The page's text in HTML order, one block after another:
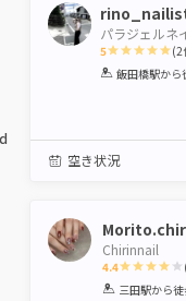
5
1 2 3 4 5
(2
飯田橋駅から
空き状況
Chirinnail
4.4
1 2 3 4 5
(
三田駅から